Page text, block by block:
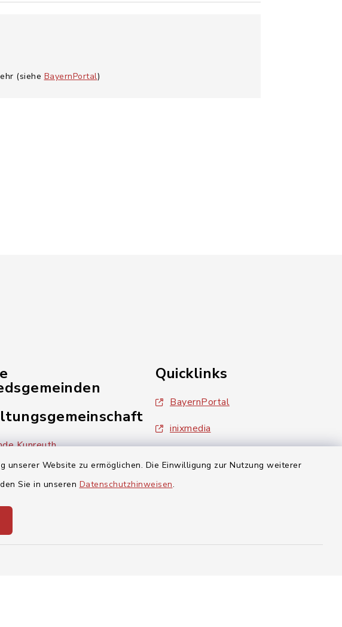
Website zu ermöglichen. Die Einwilligung zur Nutzung weiterer
Sie in unseren Datenschutzhinweisen.
(siehe BayernPortal)
Kunreuth
Wiesenthau
Quicklinks
BayernPortal
inixmedia